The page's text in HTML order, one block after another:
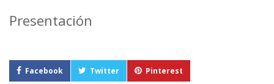
Presentación
Facebook Twitter Pinterest